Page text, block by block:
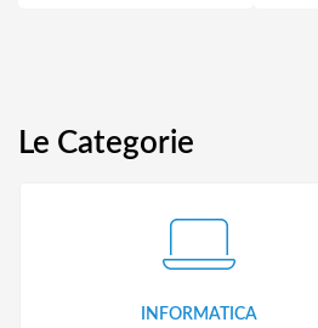
Le Categorie
INFORMATICA